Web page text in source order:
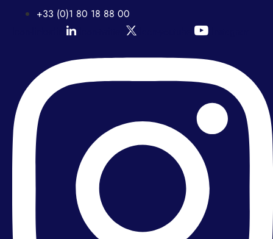
+33 (0)1 80 18 88 00